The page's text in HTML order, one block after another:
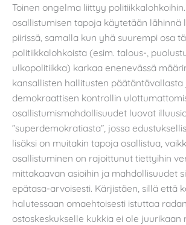
Toinen ongelma liittyy
osallistumisen tapoja käytetään lähinnä
piirissä, samalla kun yhä suurempi osa
politiikkalohkoista (esim. talous-,
ulkopolitiikka) karkaa enenevässä
kansallisten hallitusten päätäntävallasta
demokraattisen kontrollin
osallistumismahdollisuudet luovat
”superdemokratiasta”, jossa
lisäksi on muitakin tapoja osallistua,
osallistuminen on rajoittunut tiettyihin
mittakaavan asioihin ja mahdollisuudet
epätasa-arvoisesti. Kärjistäen, sillä että
halutessaan omaehtoisesti istuttaa
ostoskeskukselle kukkia ei ole juurikaan